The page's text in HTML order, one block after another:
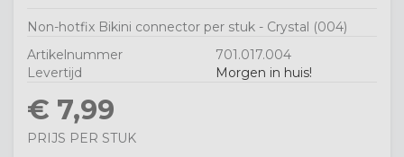
Non-hotfix Bikini connector per stuk - Crystal (004)
Artikelnummer
701.017.004
Levertijd
Morgen in huis!
€ 7,99
PRIJS PER STUK